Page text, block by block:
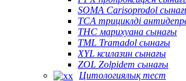
SOMA Carisoprodol
TCA трициклді
THC марихуана сынағы
TML Tramadol сынағы
XYL ксилазин сынағы
ZOL Zolpidem сынағы
Цитологиялық тест